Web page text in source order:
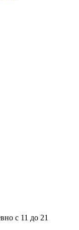
с 11 до 21